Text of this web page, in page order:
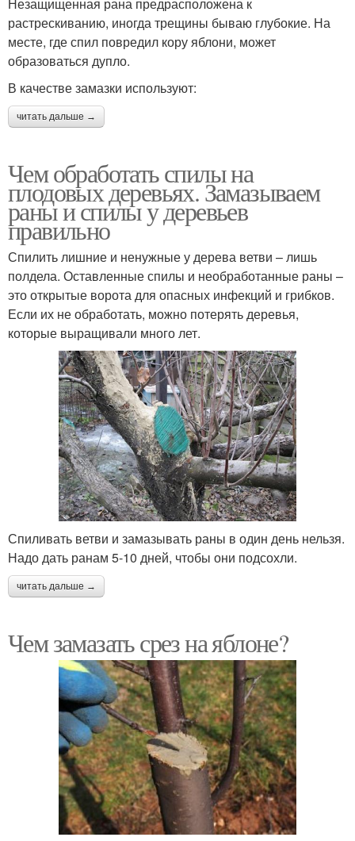
растрескиванию, иногда трещины бываю глубокие. На
месте, где спил повредил кору яблони, может
образоваться дупло.
В качестве замазки используют:
читать дальше →
Чем обработать спилы на
плодовых деревьях. Замазываем
раны и спилы у деревьев
правильно
Спилить лишние и ненужные у дерева ветви – лишь
полдела. Оставленные спилы и необработанные раны –
это открытые ворота для опасных инфекций и грибков.
Если их не обработать, можно потерять деревья,
которые выращивали много лет.
Спиливать ветви и замазывать раны в один день нельзя.
Надо дать ранам 5-10 дней, чтобы они подсохли.
читать дальше →
Чем замазать срез на яблоне?